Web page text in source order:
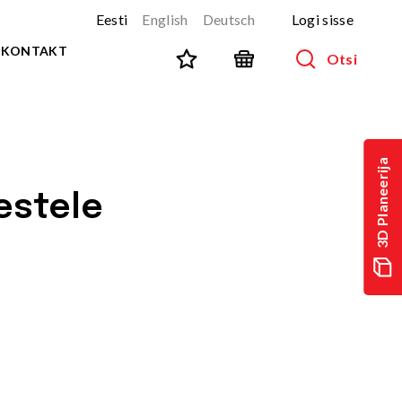
3D Planeerija
Eesti English Deutsch Logi sisse
KONTAKT Otsi
UUS!